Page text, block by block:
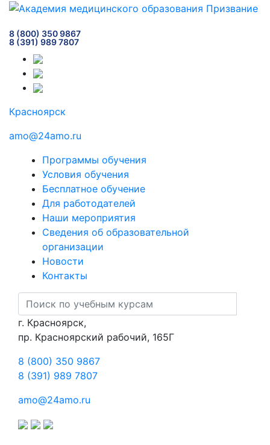
8 (800) 350 9867
8 (391) 989 7807
Красноярск
amo@24amo.ru
Программы обучения
Условия обучения
Бесплатное обучение
Для работодателей
Наши мероприятия
Сведения об образовательной
организации
Новости
Контакты
г. Красноярск,
пр. Красноярский рабочий, 165Г
8 (800) 350 9867
8 (391) 989 7807
amo@24amo.ru